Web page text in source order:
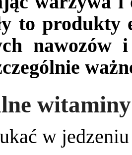
to produkty
nawozów
witaminy
w jedzeniu